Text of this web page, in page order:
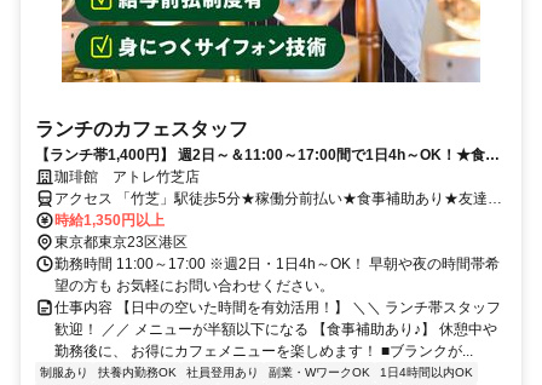
ランチのカフェスタッフ
【ランチ帯1,400円】 週2日～＆11:00～17:00間で1日4h～OK！★食事
補助あり★給与前払制度有！履歴書不要！
珈琲館 アトレ竹芝店
アクセス 「竹芝」駅徒歩5分★稼働分前払い★食事補助あり★友達紹
介制度あり
時給1,350円以上
東京都東京23区港区
勤務時間 11:00～17:00 ※週2日・1日4h～OK！ 早朝や夜の時間帯希
望の方も お気軽にお問い合わせください。
仕事内容 【日中の空いた時間を有効活用！】 ＼＼ ランチ帯スタッフ
歓迎！ ／／ メニューが半額以下になる 【食事補助あり♪】 休憩中や
勤務後に、 お得にカフェメニューを楽しめます！ ■ブランクが...
制服あり 扶養内勤務OK 社員登用あり 副業・WワークOK
1日4時間以内OK